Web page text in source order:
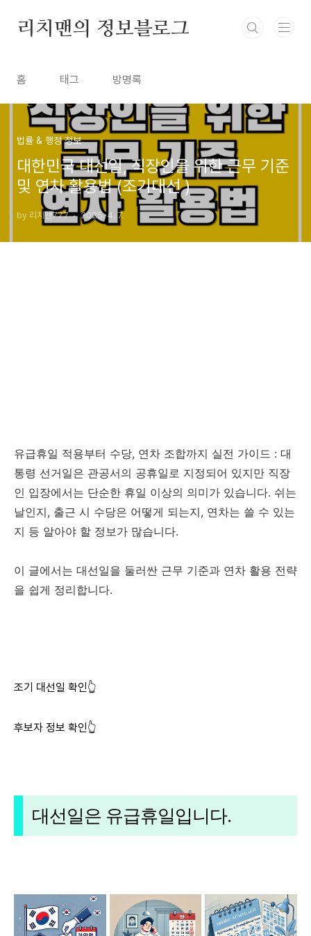
리치맨의 정보블로그
홈 태그 방명록
법률 & 행정 정보
대한민국 대선일, 직장인을 위한 근무 기준
및 연차 활용법 (조기대선 )
by 리치맨777 2025. 4. 7.
유급휴일 적용부터 수당, 연차 조합까지 실전 가이드 : 대
통령 선거일은 관공서의 공휴일로 지정되어 있지만 직장
인 입장에서는 단순한 휴일 이상의 의미가 있습니다. 쉬는
날인지, 출근 시 수당은 어떻게 되는지, 연차는 쓸 수 있는
지 등 알아야 할 정보가 많습니다.
이 글에서는 대선일을 둘러싼 근무 기준과 연차 활용 전략
을 쉽게 정리합니다.
조기 대선일 확인👆
후보자 정보 확인👆
대선일은 유급휴일입니다.